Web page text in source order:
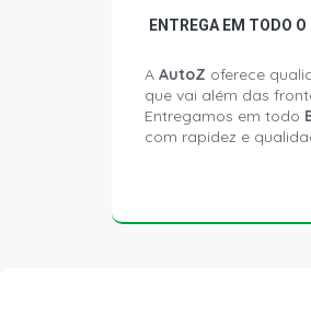
ENTREGA EM TODO O
A AutoZ oferece
que vai além das
Entregamos em todo
com rapidez e